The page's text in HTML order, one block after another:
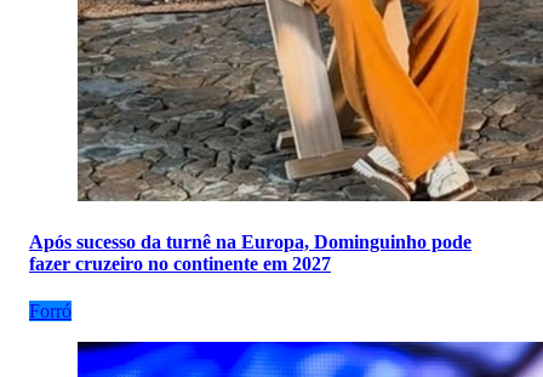
Após sucesso da turnê na Europa, Dominguinho pode
fazer cruzeiro no continente em 2027
Forró